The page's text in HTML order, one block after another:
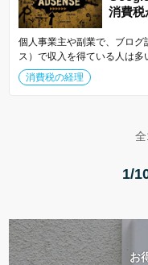
消費税
個人事業主や副業で、ブロ
ス）で収入を得ている人は多
消費税の経理
1/
お